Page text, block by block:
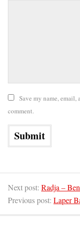
Save my name,
comment.
Next post: Radja –
Previous post: Laper